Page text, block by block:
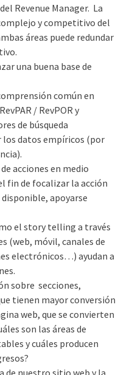
Revenue Manager. La
y competitivo del
áreas puede redundar
una buena base de
común en
/ RevPOR y
de búsqueda
datos empíricos (por
acciones en medio
fin de focalizar la acción
apoyarse
el story telling a través
(web, móvil, canales de
electrónicos…) ayudan a
sobre secciones,
tienen mayor conversión
web, que se convierten
son las áreas de
y cuáles producen
de nuestro sitio web y la